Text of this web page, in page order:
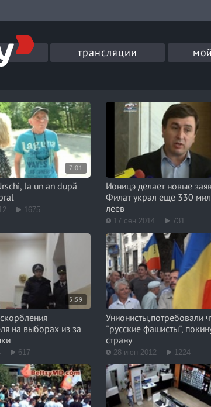
трансляции
7:01
la un an după
1675
Ионицэ делает новые
Филат украл еще 330
леев
17 сен 2014 731
5:59
на выборах из за
617
Унионисты,потребовали
''русские фашисты'',
страну
28 июн 2012 1224